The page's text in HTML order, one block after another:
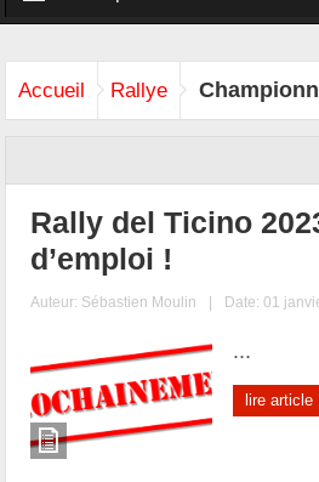
Accueil Rallye
Rally del Ticino
d’emploi !
Auteur: Sébastien Moulin | Date: 01
...
lire article